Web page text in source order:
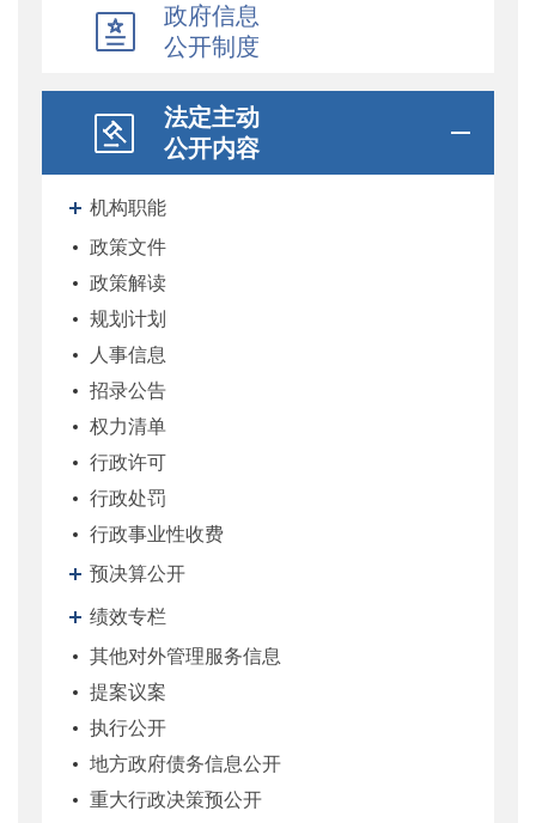
政府信息
公开制度
法定主动
公开内容
机构职能
政策文件
政策解读
规划计划
人事信息
招录公告
权力清单
行政许可
行政处罚
行政事业性收费
预决算公开
绩效专栏
其他对外管理服务信息
提案议案
执行公开
地方政府债务信息公开
重大行政决策预公开